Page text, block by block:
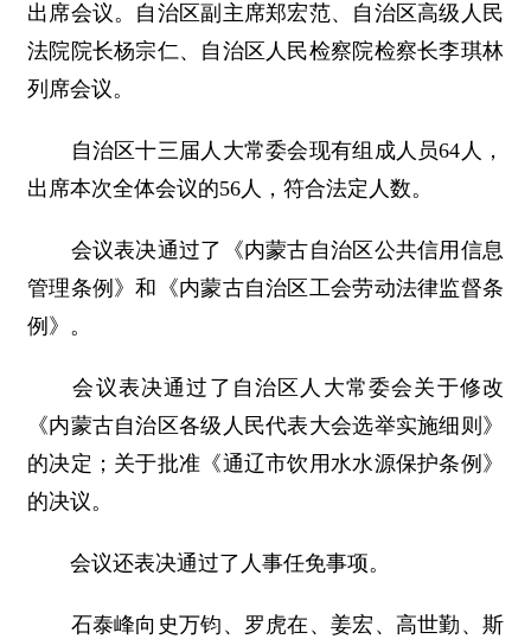
出席会议。自治区副主席郑宏范、自治区高级人民
法院院长杨宗仁、自治区人民检察院检察长李琪林
列席会议。
自治区十三届人大常委会现有组成人员64人，
出席本次全体会议的56人，符合法定人数。
会议表决通过了《内蒙古自治区公共信用信息
管理条例》和《内蒙古自治区工会劳动法律监督条
例》。
会议表决通过了自治区人大常委会关于修改
《内蒙古自治区各级人民代表大会选举实施细则》
的决定；关于批准《通辽市饮用水水源保护条例》
的决议。
会议还表决通过了人事任免事项。
石泰峰向史万钧、罗虎在、姜宏、高世勤、斯